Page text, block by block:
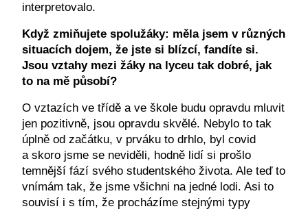
interpretovalo.
Když zmiňujete spolužáky: měla jsem v různých
situacích dojem, že jste si blízcí, fandíte si.
Jsou vztahy mezi žáky na lyceu tak dobré, jak
to na mě působí?
O vztazích ve třídě a ve škole budu opravdu mluvit
jen pozitivně, jsou opravdu skvělé. Nebylo to tak
úplně od začátku, v prváku to drhlo, byl covid
a skoro jsme se neviděli, hodně lidí si prošlo
temnější fází svého studentského života. Ale teď to
vnímám tak, že jsme všichni na jedné lodi. Asi to
souvisí i s tím, že procházíme stejnými typy